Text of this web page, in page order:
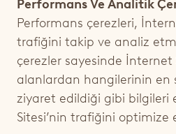
Performans Ve Analitik
Performans çerezleri,
trafiğini takip ve analiz
çerezler sayesinde İnternet
alanlardan hangilerinin en
ziyaret edildiği gibi bilgileri
Sitesi’nin trafiğini optimize